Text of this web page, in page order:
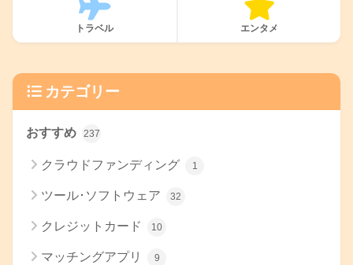
トラベル エンタメ
カテゴリー
おすすめ 237
クラウドファンディング 1
ツール･ソフトウェア 32
クレジットカード 10
マッチングアプリ 9